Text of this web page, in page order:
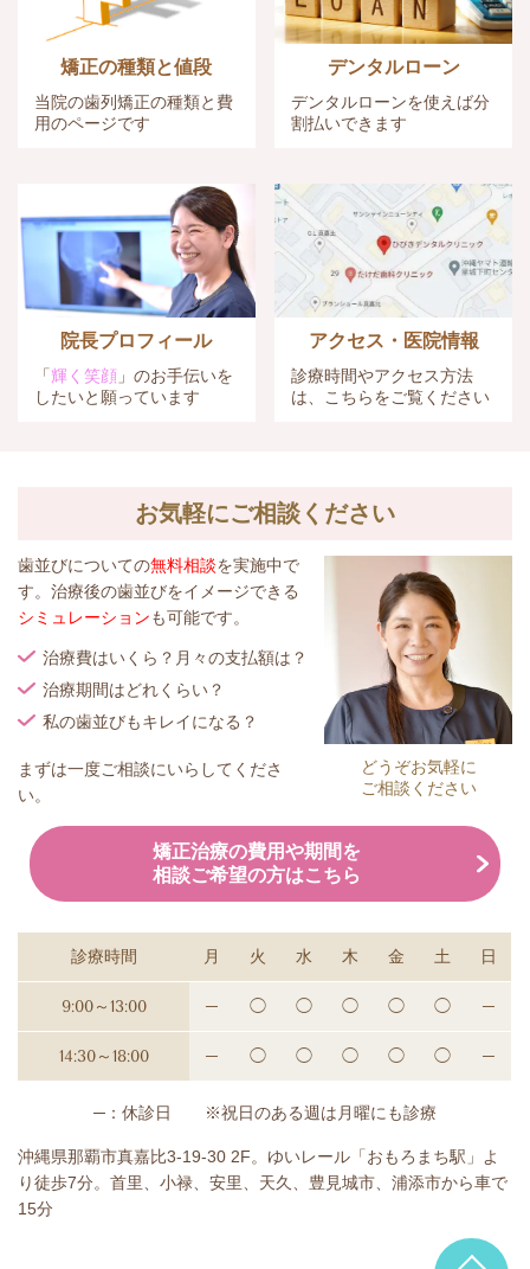
矯正の種類と値段
当院の歯列矯正の種類と費
用のページです
デンタルローン
デンタルローンを使えば分
割払いできます
院長プロフィール
「輝く笑顔 」のお手伝いを
したいと願っています
アクセス・医院情報
診療時間やアクセス方法
は、こちらをご覧ください
お気軽にご相談ください
どうぞお気軽に
ご相談ください
歯並びについての無料相談を実施中で
す。治療後の歯並びをイメージできる
シミュレーションも可能です。
治療費はいくら？月々の支払額は？
治療期間はどれくらい？
私の歯並びもキレイになる？
まずは一度ご相談にいらしてくださ
い。
矯正治療の費用や期間を
相談ご希望の方はこちら
診療時間 月 火 水 木 金 土 日
9:00～13:00 ─ ◯ ◯ ◯ ◯ ◯ ─
14:30～18:00 ─ ◯ ◯ ◯ ◯ ◯ ─
─：休診日 ※祝日のある週は月曜にも診療
沖縄県那覇市真嘉比3-19-30 2F。ゆいレール「おもろまち駅」よ
り徒歩7分。首里、小禄、安里、天久、豊見城市、浦添市から車で
15分